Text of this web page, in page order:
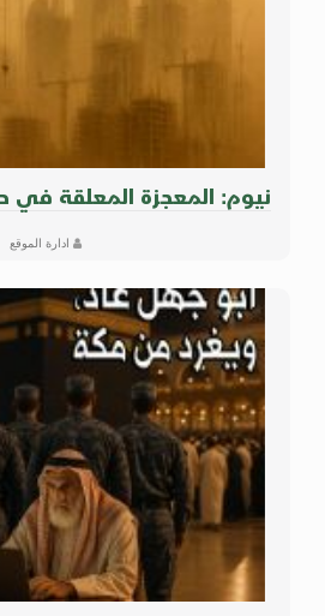
نيوم: المعجزة المعلقة في
ادارة الموقع